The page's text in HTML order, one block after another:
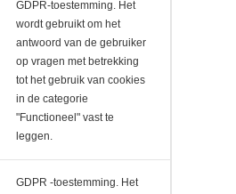
GDPR-toestemming. Het
wordt gebruikt om het
antwoord van de gebruiker
op vragen met betrekking
tot het gebruik van cookies
in de categorie
"Functioneel" vast te
leggen.
GDPR -toestemming. Het